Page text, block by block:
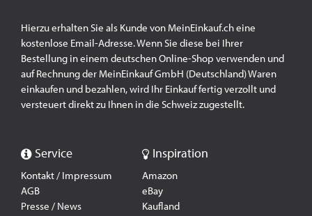
Hierzu erhalten Sie als Kunde von MeinEinkauf.ch eine
kostenlose Email-Adresse. Wenn Sie diese bei Ihrer
Bestellung in einem deutschen Online-Shop verwenden und
auf Rechnung der MeinEinkauf GmbH (Deutschland) Waren
einkaufen und bezahlen, wird Ihr Einkauf fertig verzollt und
versteuert direkt zu Ihnen in die Schweiz zugestellt.
Service
Kontakt / Impressum
AGB
Presse / News
Inspiration
Amazon
eBay
Kaufland